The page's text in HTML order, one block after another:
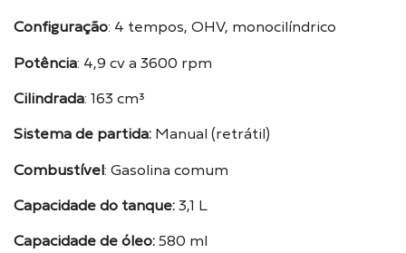
Configuração: 4 tempos, OHV, monocilíndrico
Potência: 4,9 cv a 3600 rpm
Cilindrada: 163 cm³
Sistema de partida: Manual (retrátil)
Combustível : Gasolina comum
Capacidade do tanque: 3,1 L
Capacidade de óleo: 580 ml